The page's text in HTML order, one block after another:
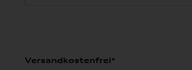
Versandkostenfrei*